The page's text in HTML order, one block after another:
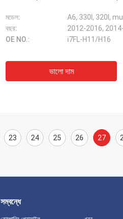
মডেল:
A6, 330I, 320I,
বছর:
OE NO.:
i7FL-H11/H16
ভালো দাম
23 24 25 26 27
সম্বন্ধে